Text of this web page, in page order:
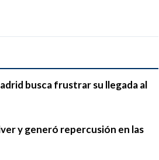
busca frustrar su llegada al
y generó repercusión en las